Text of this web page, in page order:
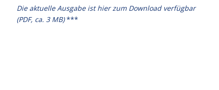
Die aktuelle Ausgabe ist hier zum Download verfügbar
(PDF, ca. 3 MB)***